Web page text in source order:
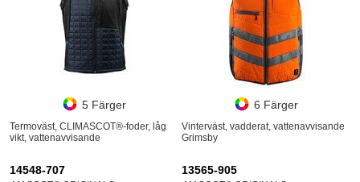
5 Färger
Termoväst, CLIMASCOT®-foder, låg
vikt, vattenavvisande
6 Färger
Vinterväst, vadderat, vattenavvisande
Grimsby
14548-707 13565-905